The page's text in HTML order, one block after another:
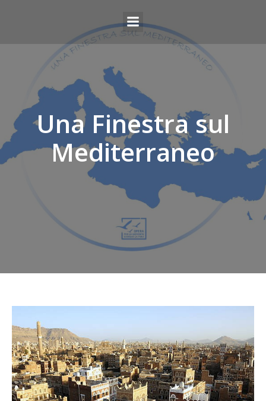
Una Finestra sul
Mediterraneo